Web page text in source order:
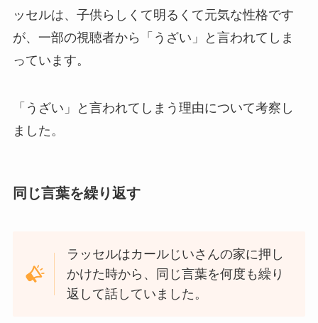
ッセルは、子供らしくて明るくて元気な性格です
が、一部の視聴者から「うざい」と言われてしま
っています。
「うざい」と言われてしまう理由について考察し
ました。
同じ言葉を繰り返す
ラッセルはカールじいさんの家に押し
かけた時から、同じ言葉を何度も繰り
返して話していました。